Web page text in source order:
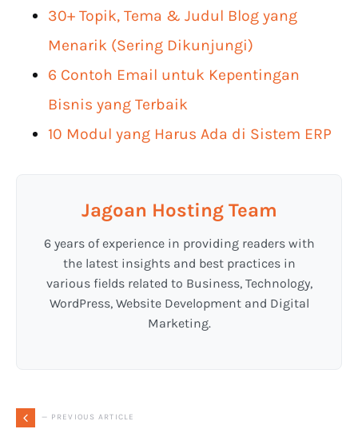
30+ Topik, Tema & Judul Blog yang
Menarik (Sering Dikunjungi)
6 Contoh Email untuk Kepentingan
Bisnis yang Terbaik
10 Modul yang Harus Ada di Sistem ERP
Jagoan Hosting Team
6 years of experience in providing readers with
the latest insights and best practices in
various fields related to Business, Technology,
WordPress, Website Development and Digital
Marketing.
— PREVIOUS ARTICLE